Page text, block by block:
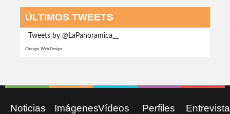
ÚLTIMOS TWEETS
Tweets by @LaPanoramica__
Chicago Web Design
Noticias ImágenesVídeos Perfiles